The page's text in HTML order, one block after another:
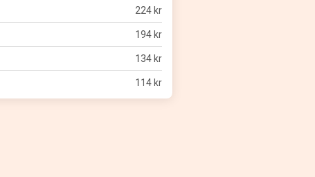
224 kr
194 kr
134 kr
114 kr